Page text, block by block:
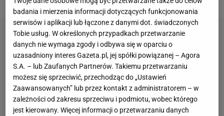
badania i mierzenia informacji dotyczących funkcjonowania
serwisów i aplikacji lub łączone z danymi dot. świadczonych
Tobie usług. W określonych przypadkach przetwarzanie
danych nie wymaga zgody i odbywa się w oparciu o
uzasadniony interes Gazeta.pl, jej spółki powiązanej – Agora
S.A. – lub Zaufanych Partnerów. Takiemu przetwarzaniu
możesz się sprzeciwić, przechodząc do „Ustawień
Zaawansowanych” lub przez kontakt z administratorem – w
zależności od zakresu sprzeciwu i podmiotu, wobec którego
jest kierowany. Więcej informacji o przetwarzaniu danych